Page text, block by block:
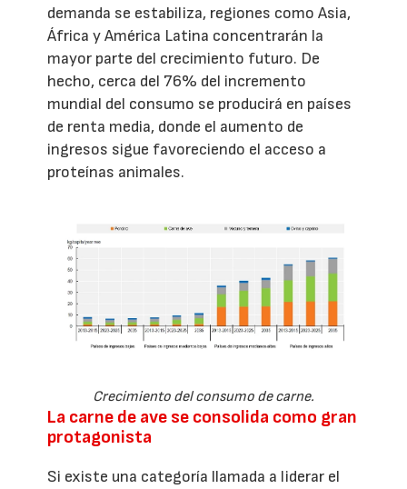
demanda se estabiliza, regiones como Asia,
África y América Latina concentrarán la
mayor parte del crecimiento futuro. De
hecho, cerca del 76% del incremento
mundial del consumo se producirá en países
de renta media, donde el aumento de
ingresos sigue favoreciendo el acceso a
proteínas animales.
Crecimiento del consumo de carne.
La carne de ave se consolida como gran
protagonista
Si existe una categoría llamada a liderar el